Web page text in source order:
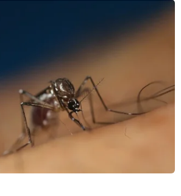
trượt khỏi đường
68 hành khách
mang màu của sa